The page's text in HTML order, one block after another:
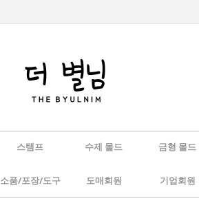
스탬프 수제 몰드 금형 몰드
소품/포장/도구 도매회원 기업회원